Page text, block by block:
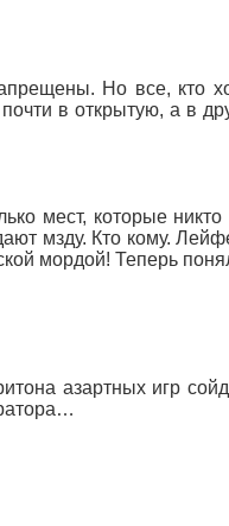
Но все, кто
в открытую, а в
мест, которые никто
мзду. Кто кому.
мордой! Теперь
азартных игр